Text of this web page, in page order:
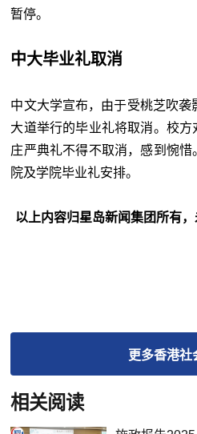
暂停。
中大毕业礼取消
中文大学宣布，由于受桃芝吹
大道举行的毕业礼将取消。校
庄严典礼不得不取消，感到惋
院及学院毕业礼安排。
以上内容归星岛新闻集团所有
更多香港社
相关阅读